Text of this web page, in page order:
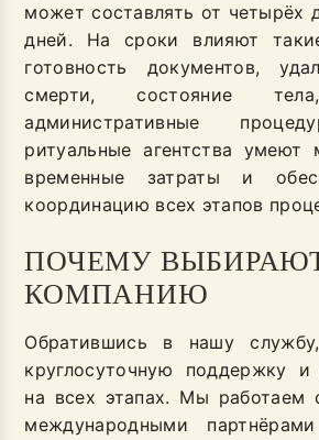
может составлять от четырёх
дней. На сроки влияют
готовность документов,
смерти, состояние
административные
ритуальные агентства умеют
временные затраты и
координацию всех этапов
ПОЧЕМУ
КОМПАНИЮ
Обратившись в нашу
круглосуточную поддержку
на всех этапах. Мы работаем
международными